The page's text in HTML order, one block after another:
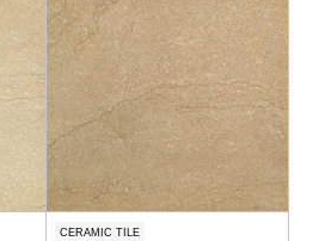
CERAMIC TILE